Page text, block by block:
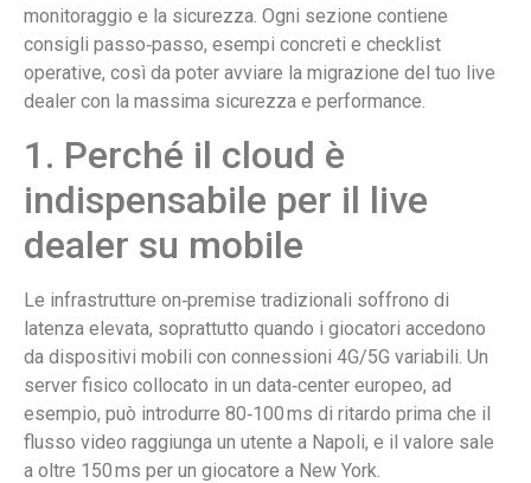
monitoraggio e la sicurezza. Ogni sezione contiene
consigli passo‑passo, esempi concreti e checklist
operative, così da poter avviare la migrazione del tuo live
dealer con la massima sicurezza e performance.
1. Perché il cloud è
indispensabile per il live
dealer su mobile
Le infrastrutture on‑premise tradizionali soffrono di
latenza elevata, soprattutto quando i giocatori accedono
da dispositivi mobili con connessioni 4G/5G variabili. Un
server fisico collocato in un data‑center europeo, ad
esempio, può introdurre 80‑100 ms di ritardo prima che il
flusso video raggiunga un utente a Napoli, e il valore sale
a oltre 150 ms per un giocatore a New York.